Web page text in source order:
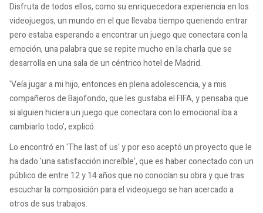
Disfruta de todos ellos, como su enriquecedora experiencia en los
videojuegos, un mundo en el que llevaba tiempo queriendo entrar
pero estaba esperando a encontrar un juego que conectara con la
emoción, una palabra que se repite mucho en la charla que se
desarrolla en una sala de un céntrico hotel de Madrid.
'Veía jugar a mi hijo, entonces en plena adolescencia, y a mis
compañeros de Bajofondo, que les gustaba el FIFA, y pensaba que
si alguien hiciera un juego que conectara con lo emocional iba a
cambiarlo todo', explicó.
Lo encontró en 'The last of us' y por eso aceptó un proyecto que le
ha dado 'una satisfacción increíble', que es haber conectado con un
público de entre 12 y 14 años que no conocían su obra y que tras
escuchar la composición para el videojuego se han acercado a
otros de sus trabajos.